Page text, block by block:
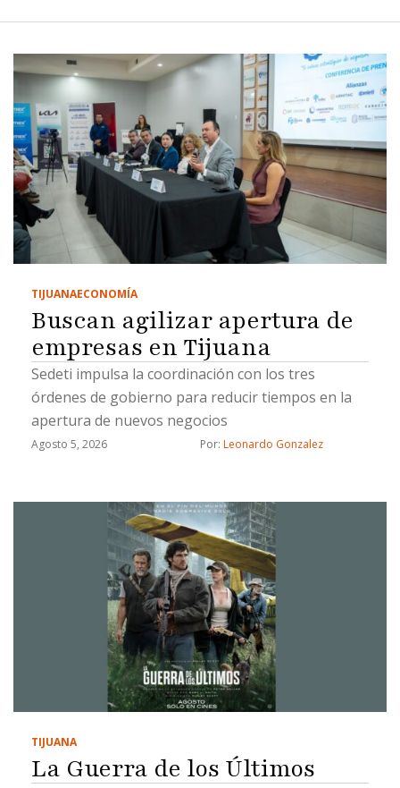
TIJUANAECONOMÍA
Buscan agilizar apertura de
empresas en Tijuana
Sedeti impulsa la coordinación con los tres
órdenes de gobierno para reducir tiempos en la
apertura de nuevos negocios
Agosto 5, 2026 Por: Leonardo Gonzalez
TIJUANA
La Guerra de los Últimos